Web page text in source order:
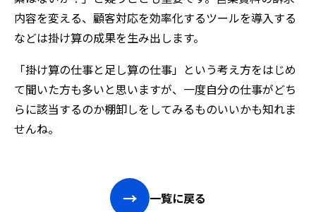
内容を変える、顧客対応を効率化するツールを導入する
などは掛け算の成果を生み出します。
「掛け算の仕事と足し算の仕事」という考え方をはじめ
て聞いた方も多いと思いますが、一度自分の仕事がどち
らに該当するのか棚卸しをしてみるものいいかも知れま
せんね。
→ 一覧に戻る